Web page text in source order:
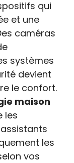
qui
et une
caméras
systèmes
devient
le confort.
maison
les
les
vos